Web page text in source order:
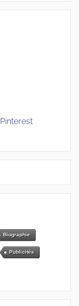
Pinterest
Biographie
Publicités